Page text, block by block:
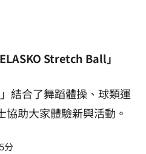
Stretch Ball」
結合了舞蹈體操、球類運
助大家體驗新興活動。
分